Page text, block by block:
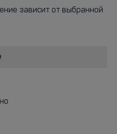
зависит от выбранной